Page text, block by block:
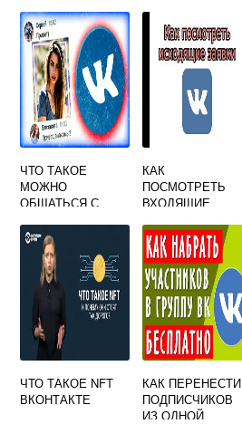
ЧТО ТАКОЕ
МОЖНО
ОБЩАТЬСЯ С
ВКОНТАКТЕ
КАК
ПОСМОТРЕТЬ
ВХОДЯЩИЕ
ВКОНТАКТЕ
ЧТО ТАКОЕ NFT
ВКОНТАКТЕ
КАК ПЕРЕНЕСТИ
ПОДПИСЧИКОВ
ИЗ ОДНОЙ